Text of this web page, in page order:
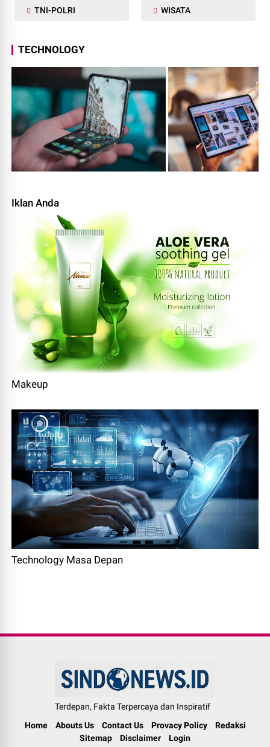
TNI-POLRI WISATA
TECHNOLOGY
Iklan Anda
Makeup
Technology Masa Depan
Terdepan, Fakta Terpercaya dan Inspiratif
Home
Abouts Us Contact Us Provacy Policy
Redaksi
Sitemap
Disclaimer Login